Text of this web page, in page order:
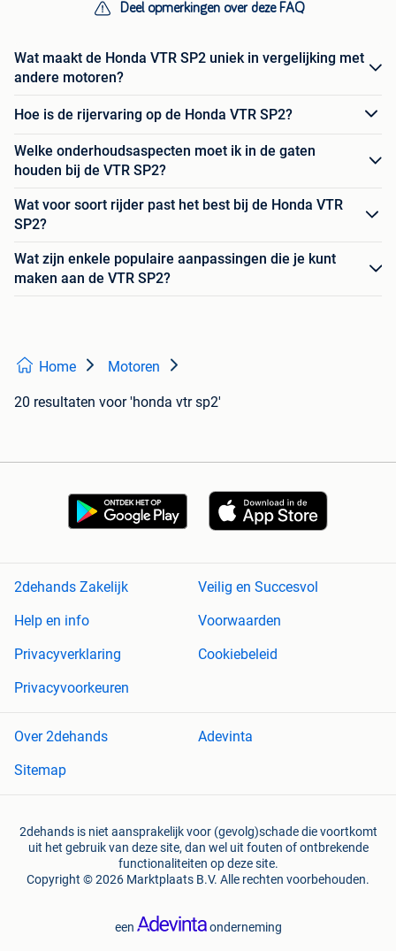
Deel opmerkingen over deze FAQ
Wat maakt de Honda VTR SP2 uniek in vergelijking met
andere motoren?
Hoe is de rijervaring op de Honda VTR SP2?
Welke onderhoudsaspecten moet ik in de gaten
houden bij de VTR SP2?
Wat voor soort rijder past het best bij de Honda VTR
SP2?
Wat zijn enkele populaire aanpassingen die je kunt
maken aan de VTR SP2?
Home Motoren
20 resultaten voor 'honda vtr sp2'
2dehands Zakelijk
Veilig en Succesvol
Help en info
Voorwaarden
Privacyverklaring
Cookiebeleid
Privacyvoorkeuren
Over 2dehands
Adevinta
Sitemap
2dehands is niet aansprakelijk voor (gevolg)schade die voortkomt
uit het gebruik van deze site, dan wel uit fouten of ontbrekende
functionaliteiten op deze site.
Copyright © 2026 Marktplaats B.V. Alle rechten voorbehouden.
een onderneming